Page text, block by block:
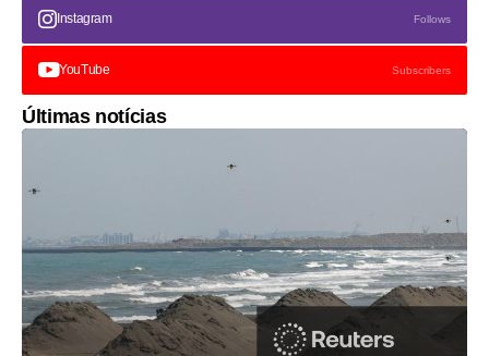
Instagram Follows
YouTube Subscribers
Últimas notícias